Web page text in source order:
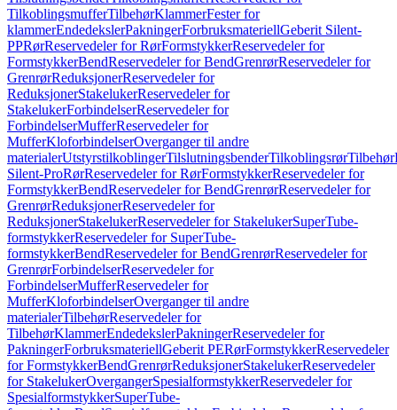
TilkoblingsmufferTilbehørKlammerFester for
klammerEndedekslerPakningerForbruksmateriellGeberit Silent-
PPRørReservedeler for RørFormstykkerReservedeler for
FormstykkerBendReservedeler for BendGrenrørReservedeler for
GrenrørReduksjonerReservedeler for
ReduksjonerStakelukerReservedeler for
StakelukerForbindelserReservedeler for
ForbindelserMufferReservedeler for
MufferKloforbindelserOverganger til andre
materialerUtstyrstilkoblingerTilslutningsbenderTilkoblingsrørTilbehør
Silent-ProRørReservedeler for RørFormstykkerReservedeler for
FormstykkerBendReservedeler for BendGrenrørReservedeler for
GrenrørReduksjonerReservedeler for
ReduksjonerStakelukerReservedeler for StakelukerSuperTube-
formstykkerReservedeler for SuperTube-
formstykkerBendReservedeler for BendGrenrørReservedeler for
GrenrørForbindelserReservedeler for
ForbindelserMufferReservedeler for
MufferKloforbindelserOverganger til andre
materialerTilbehørReservedeler for
TilbehørKlammerEndedekslerPakningerReservedeler for
PakningerForbruksmateriellGeberit PERørFormstykkerReservedeler
for FormstykkerBendGrenrørReduksjonerStakelukerReservedeler
for StakelukerOvergangerSpesialformstykkerReservedeler for
SpesialformstykkerSuperTube-